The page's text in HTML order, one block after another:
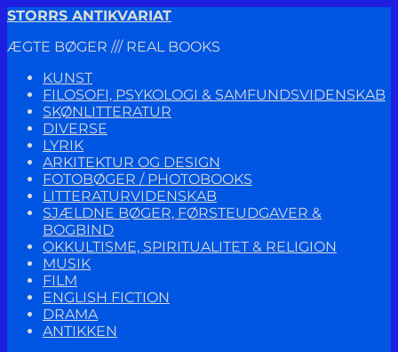
Spring
navigation
Spring
indhold
STORRS ANTIKVARIAT
ÆGTE BØGER /// REAL BOOKS
KUNST
FILOSOFI, PSYKOLOGI & SAMFUNDSVIDENSKAB
SKØNLITTERATUR
DIVERSE
LYRIK
ARKITEKTUR OG DESIGN
FOTOBØGER / PHOTOBOOKS
LITTERATURVIDENSKAB
SJÆLDNE BØGER, FØRSTEUDGAVER &
BOGBIND
OKKULTISME, SPIRITUALITET & RELIGION
MUSIK
FILM
ENGLISH FICTION
DRAMA
ANTIKKEN